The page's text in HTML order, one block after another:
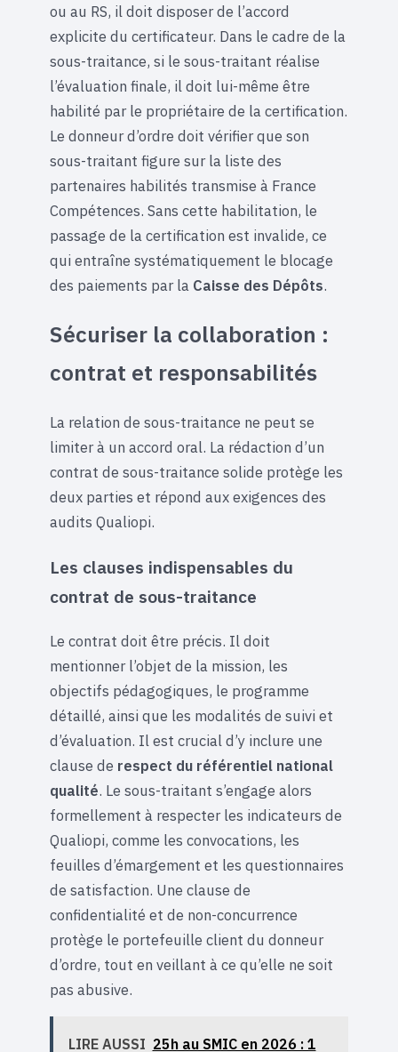
ou au RS, il doit disposer de l’accord
explicite du certificateur. Dans le cadre de la
sous-traitance, si le sous-traitant réalise
l’évaluation finale, il doit lui-même être
habilité par le propriétaire de la certification.
Le donneur d’ordre doit vérifier que son
sous-traitant figure sur la liste des
partenaires habilités transmise à France
Compétences. Sans cette habilitation, le
passage de la certification est invalide, ce
qui entraîne systématiquement le blocage
des paiements par la Caisse des Dépôts.
Sécuriser la collaboration :
contrat et responsabilités
La relation de sous-traitance ne peut se
limiter à un accord oral. La rédaction d’un
contrat de sous-traitance solide protège les
deux parties et répond aux exigences des
audits Qualiopi.
Les clauses indispensables du
contrat de sous-traitance
Le contrat doit être précis. Il doit
mentionner l’objet de la mission, les
objectifs pédagogiques, le programme
détaillé, ainsi que les modalités de suivi et
d’évaluation. Il est crucial d’y inclure une
clause de respect du référentiel national
qualité. Le sous-traitant s’engage alors
formellement à respecter les indicateurs de
Qualiopi, comme les convocations, les
feuilles d’émargement et les questionnaires
de satisfaction. Une clause de
confidentialité et de non-concurrence
protège le portefeuille client du donneur
d’ordre, tout en veillant à ce qu’elle ne soit
pas abusive.
LIRE AUSSI 25h au SMIC en 2026 : 1